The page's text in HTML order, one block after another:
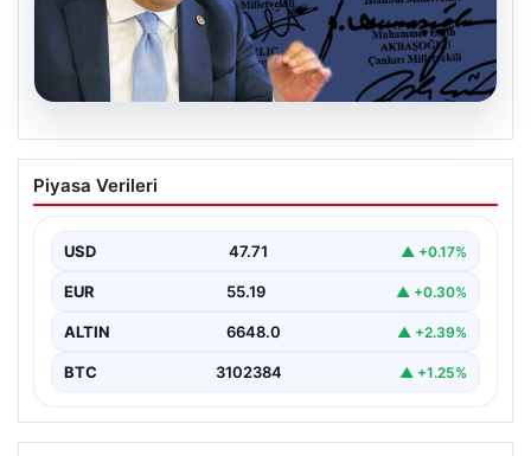
06.08.2026
MHP’li Feti Yıldız’dan Terörsüz Türkiye
İçin Çerçeve Yasa Tahmini
Yardımcısı Feti Yıldız, uzun süredir üzerinde çalışılan
ve…
Piyasa Verileri
USD 47.71 ▲ +0.17%
EUR 55.19 ▲ +0.30%
ALTIN 6648.0 ▲ +2.39%
BTC 3102384 ▲ +1.25%